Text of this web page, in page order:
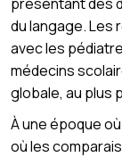
du langage. Les
avec les
médecins
globale, au plus
À une époque
où les